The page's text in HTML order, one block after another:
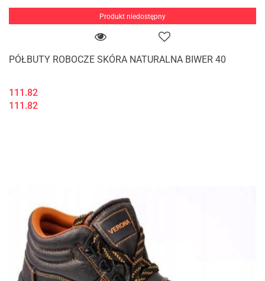
Produkt niedostępny
PÓŁBUTY ROBOCZE SKÓRA NATURALNA BIWER 40
111.82
111.82